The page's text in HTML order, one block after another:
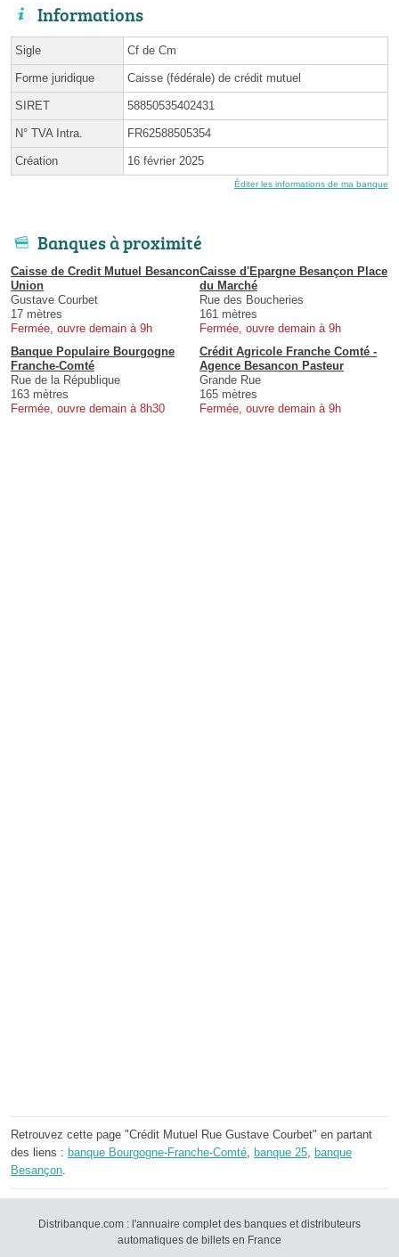
Informations
Sigle Cf de Cm
Forme juridique Caisse (fédérale) de crédit mutuel
SIRET 58850535402431
N° TVA Intra. FR62588505354
Création 16 février 2025
Éditer les informations de ma banque
Banques à proximité
Caisse de Credit Mutuel Besancon
Union
Gustave Courbet
17 mètres
Fermée, ouvre demain à 9h
Caisse d'Epargne Besançon Place
du Marché
Rue des Boucheries
161 mètres
Fermée, ouvre demain à 9h
Banque Populaire Bourgogne
Franche-Comté
Rue de la République
163 mètres
Fermée, ouvre demain à 8h30
Crédit Agricole Franche Comté -
Agence Besancon Pasteur
Grande Rue
165 mètres
Fermée, ouvre demain à 9h
Retrouvez cette page "Crédit Mutuel Rue Gustave Courbet" en partant
des liens : banque Bourgogne-Franche-Comté banque 25 banque
Besançon
Distribanque.com : l'annuaire complet des banques et distributeurs
automatiques de billets en France